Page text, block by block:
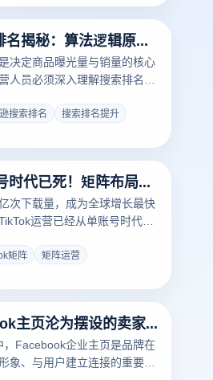
析TikTok创作者变现的5种主
亚马逊搜索排名揭秘：算法逻辑原来这么简单
决定商品曝光量与销量的核心
人员必须深入理解搜索排名算
搜索排名
搜索排名提升
TikTok单账号时代已死！矩阵布局才是流量破局之道
次下载量，成为全球增长最快
运营已经从单账号时代进
化增长。
矩阵
矩阵运营
原来Facebook主页沦为摆设的卖家，90%都踩了这个坑
Facebook企业主页是品牌在
象、与用户建立连接的重要窗